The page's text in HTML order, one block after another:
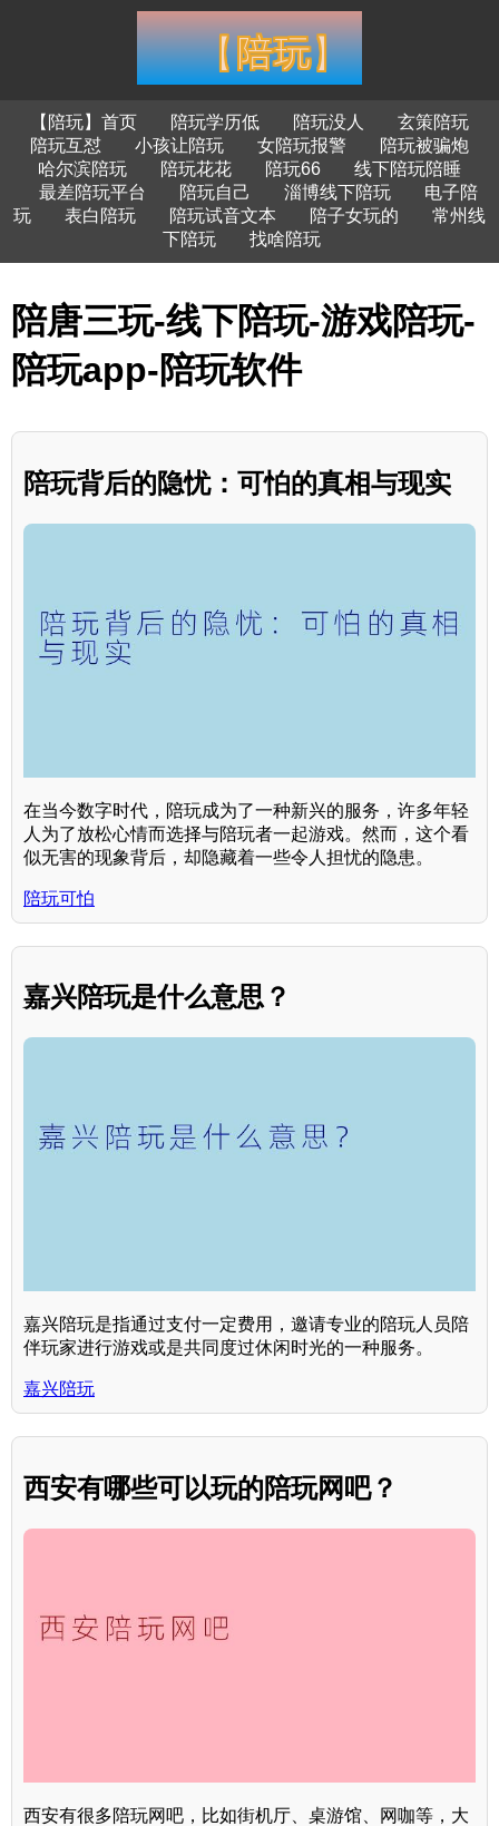
【陪玩】首页 陪玩学历低 陪玩没人
玄策陪玩
陪玩互怼
小孩让陪玩 女陪玩报警
陪玩被骗炮
哈尔滨陪玩
陪玩花花 陪玩66
线下陪玩陪睡
最差陪玩平台
陪玩自己 淄博线下陪玩
电子陪
玩
表白陪玩 陪玩试音文本 陪子女玩的
常州线
下陪玩
找啥陪玩
陪唐三玩-线下陪玩-游戏陪玩-
陪玩app-陪玩软件
陪玩背后的隐忧：可怕的真相与现实
在当今数字时代，陪玩成为了一种新兴的服务，许多年轻
人为了放松心情而选择与陪玩者一起游戏。然而，这个看
似无害的现象背后，却隐藏着一些令人担忧的隐患。
陪玩可怕
嘉兴陪玩是什么意思？
嘉兴陪玩是指通过支付一定费用，邀请专业的陪玩人员陪
伴玩家进行游戏或是共同度过休闲时光的一种服务。
嘉兴陪玩
西安有哪些可以玩的陪玩网吧？
西安有很多陪玩网吧，比如街机厅、桌游馆、网咖等，大